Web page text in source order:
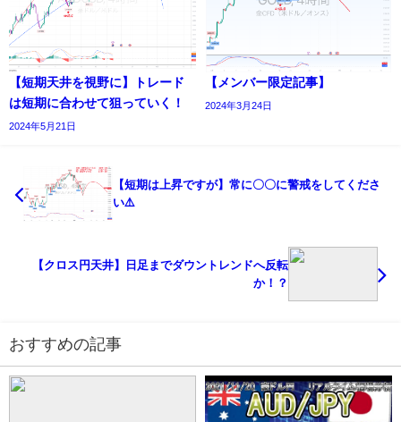
【短期天井を視野に】トレード
は短期に合わせて狙っていく！
2024年5月21日
【メンバー限定記事】
2024年3月24日
【短期は上昇ですが】常に〇〇に警戒をしてくださ
い⚠️
【クロス円天井】日足までダウントレンドへ反転
か！？
おすすめの記事